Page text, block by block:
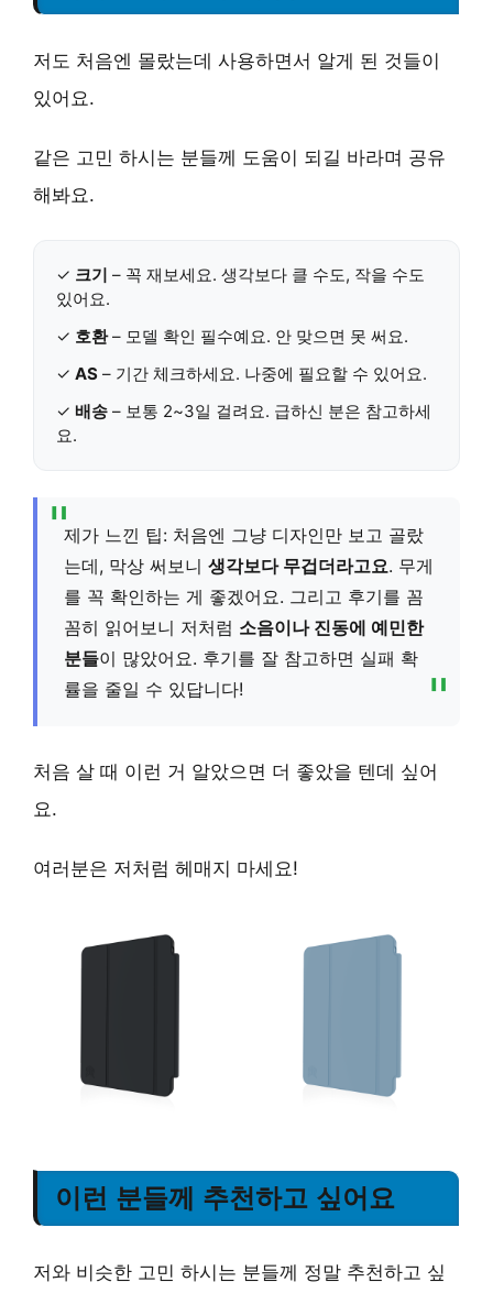
저도 처음엔 몰랐는데 사용하면서 알게 된 것들이
있어요.
같은 고민 하시는 분들께 도움이 되길 바라며 공유
해봐요.
✓ 크기 – 꼭 재보세요. 생각보다 클 수도, 작을 수도
있어요.
✓ 호환– 모델 확인 필수예요. 안 맞으면 못 써요.
✓ AS – 기간 체크하세요. 나중에 필요할 수 있어요.
✓ 배송 – 보통 2~3일 걸려요. 급하신 분은 참고하세
요.
제가 느낀 팁: 처음엔 그냥 디자인만 보고 골랐
는데, 막상 써보니 생각보다 무겁더라고요. 무게
를 꼭 확인하는 게 좋겠어요. 그리고 후기를 꼼
꼼히 읽어보니 저처럼 소음이나 진동에 예민한
분들이 많았어요. 후기를 잘 참고하면 실패 확
률을 줄일 수 있답니다!
처음 살 때 이런 거 알았으면 더 좋았을 텐데 싶어
요.
여러분은 저처럼 헤매지 마세요!
이런 분들께 추천하고 싶어요
저와 비슷한 고민 하시는 분들께 정말 추천하고 싶